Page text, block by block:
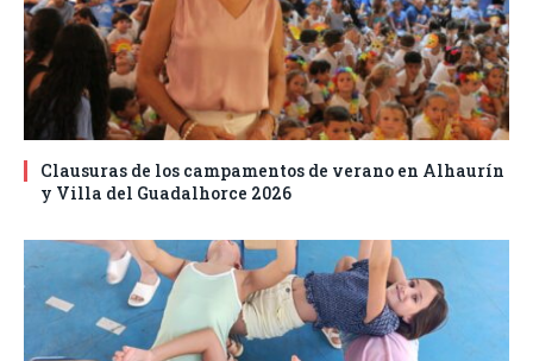
Clausuras de los campamentos de verano en Alhaurín
y Villa del Guadalhorce 2026